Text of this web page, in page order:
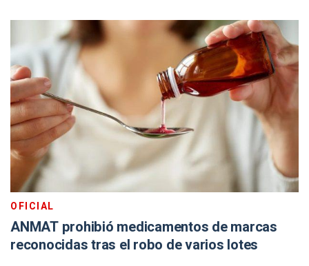
OFICIAL
ANMAT prohibió medicamentos de marcas
reconocidas tras el robo de varios lotes